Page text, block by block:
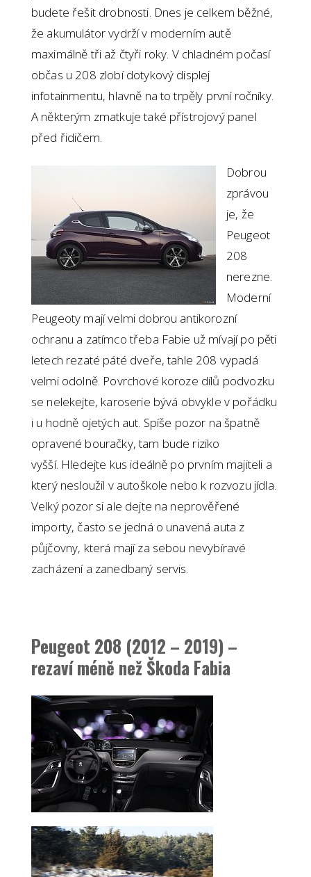
budete řešit drobnosti. Dnes je celkem běžné,
že akumulátor vydrží v moderním autě
maximálně tři až čtyři roky. V chladném počasí
občas u 208 zlobí dotykový displej
infotainmentu, hlavně na to trpěly první ročníky.
A některým zmatkuje také přístrojový panel
před řidičem.
Dobrou
zprávou
je, že
Peugeot
208
nerezne.
Moderní
Peugeoty mají velmi dobrou antikorozní
ochranu a zatímco třeba Fabie už mívají po pěti
letech rezaté páté dveře, tahle 208 vypadá
velmi odolně. Povrchové koroze dílů podvozku
se nelekejte, karoserie bývá obvykle v pořádku
i u hodně ojetých aut. Spíše pozor na špatně
opravené bouračky, tam bude riziko
vyšší. Hledejte kus ideálně po prvním majiteli a
který nesloužil v autoškole nebo k rozvozu jídla.
Velký pozor si ale dejte na neprověřené
importy, často se jedná o unavená auta z
půjčovny, která mají za sebou nevybíravé
zacházení a zanedbaný servis.
Peugeot 208 (2012 – 2019) –
rezaví méně než Škoda Fabia